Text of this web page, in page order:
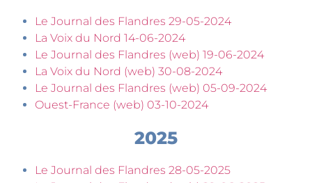
Le Journal des Flandres 29-05-2024
La Voix du Nord 14-06-2024
Le Journal des Flandres (web) 19-06-2024
La Voix du Nord (web) 30-08-2024
Le Journal des Flandres (web) 05-09-2024
Ouest-France (web) 03-10-2024
2025
Le Journal des Flandres 28-05-2025